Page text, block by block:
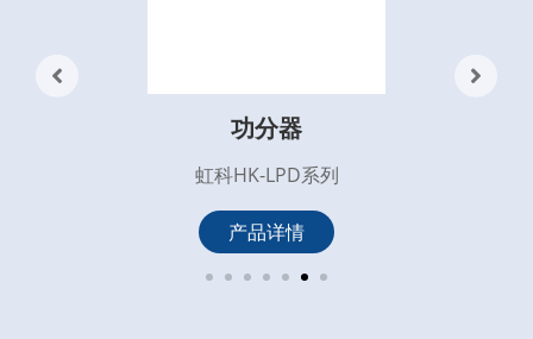
功分器
虹科HK-LPD系列
产品详情